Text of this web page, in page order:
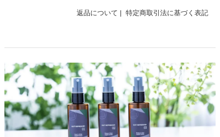
返品について |特定商取引法に基づく表記